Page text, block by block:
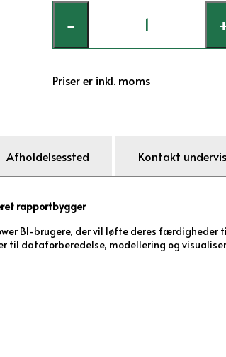
−
Priser er inkl. moms
Afholdelsessted Kontakt
rapportbygger
BI-brugere, der vil løfte deres
til dataforberedelse, modellering og